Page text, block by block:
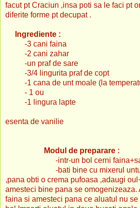
facut pt Craciun ,insa poti sa le faci pt
diferite forme pt decupat .
Ingrediente :
-3 cani faina
-2 cani zahar
-un praf de sare
-3/4 lingurita praf de copt
-1 cana de unt moale (la
- 1 ou
-1 lingura lapte
-1
esenta de vanilie
Modul de preparare :
-intr-un bol cerni
-bati bine cu mixerul untul
,pana obti o crema pufoasa ,adaugi
amesteci bine pana se omogenizeaza.
faina si amesteci pana ce aluatul nu